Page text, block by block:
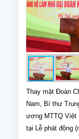
Thay mặt Đoàn
Nam, Bí thư
ương MTTQ Việt
tại Lễ phát động